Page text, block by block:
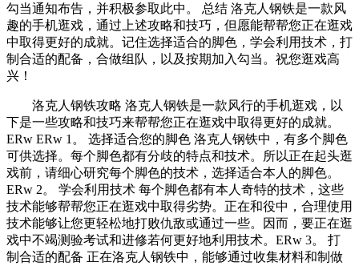
勾当通知布告，并积极参取此中。 总结 洛克人钢铁是一款风
趣的手机逛戏，通过上述攻略和技巧，但愿能帮帮您正在逛戏
中取得更好的成就。记住选择适合的脚色，学会利用技术，打
制合适的配备，合做组队，以及按期加入勾当。祝您逛戏高
兴！
洛克人钢铁攻略 洛克人钢铁是一款风行的手机逛戏，以
下是一些攻略和技巧来帮帮您正在逛戏中取得更好的成就。
ERw ERw 1。 选择适合您的脚色 洛克人钢铁中，有多个脚色
可供选择。每个脚色都有分歧的特点和技术。所以正在起头逛
戏前，请细心研究每个脚色的技术，选择适合本人的脚色。
ERw 2。 学会利用技术 每个脚色都有本人奇特的技术，这些
技术能够帮帮您正在逛戏中取得劣势。正在和役中，合理使用
技术能够让您更轻松地打败仇敌或通过一些。因而，要正在逛
戏中不竭测验考试和进修若何更好地利用技术。ERw 3。 打
制合适的配备 正在洛克人钢铁中，能够通过收集材料和制做